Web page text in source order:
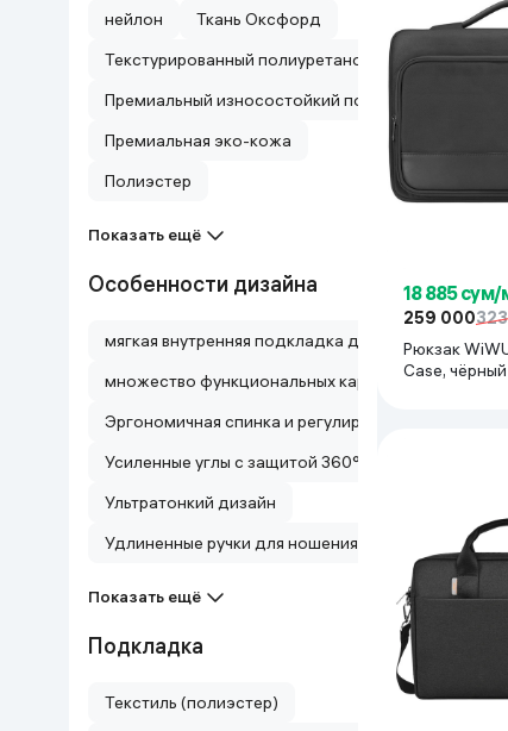
нейлон
Ткань Оксфорд
Текстурированный полиуретановый материал +
Премиальный износостойкий полиэстер с
Премиальная эко-кожа
Полиэстер
Показать ещё
Особенности дизайна
мягкая внутренняя подкладка для защиты от
множество функциональных карманов
Усиленные углы с защитой 360°, складная
Ультратонкий дизайн
Удлиненные ручки для ношения на плече,
Показать ещё
Подкладка
Текстиль (полиэстер)
18 885 сум/
259 000
Рюкзак
Case, чёрный